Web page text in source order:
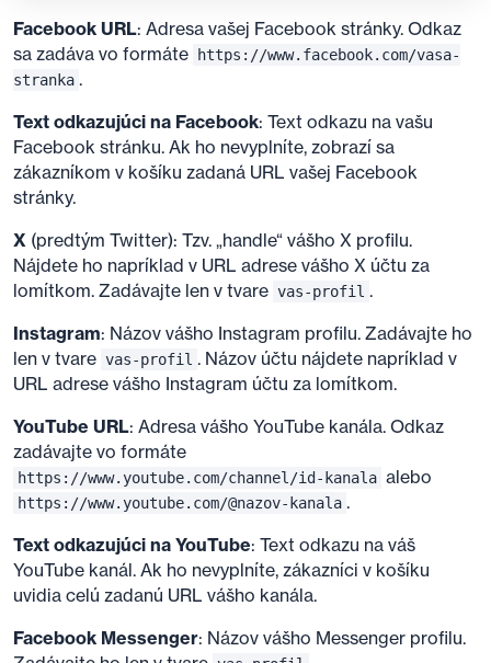
Facebook URL: Adresa vašej Facebook stránky. Odkaz
sa zadáva vo formáte
https://www.facebook.com/vasa-
stranka .
Text odkazujúci na Facebook: Text odkazu na vašu
Facebook stránku. Ak ho nevyplníte, zobrazí sa
zákazníkom v košíku zadaná URL vašej Facebook
stránky.
X (predtým Twitter): Tzv. „handle“ vášho X profilu.
Nájdete ho napríklad v URL adrese vášho X účtu za
lomítkom. Zadávajte len v tvare vas-profil .
Instagram: Názov vášho Instagram profilu. Zadávajte ho
len v tvare vas-profil . Názov účtu nájdete napríklad v
URL adrese vášho Instagram účtu za lomítkom.
YouTube URL: Adresa vášho YouTube kanála. Odkaz
zadávajte vo formáte
https://www.youtube.com/channel/id-kanala alebo
https://www.youtube.com/@nazov-kanala .
Text odkazujúci na YouTube: Text odkazu na váš
YouTube kanál. Ak ho nevyplníte, zákazníci v košíku
uvidia celú zadanú URL vášho kanála.
Facebook Messenger: Názov vášho Messenger profilu.